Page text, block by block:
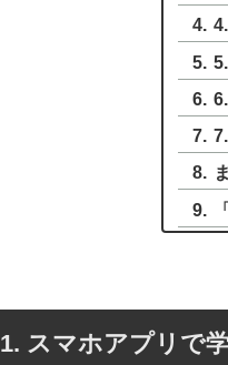
1. スマホアプリで